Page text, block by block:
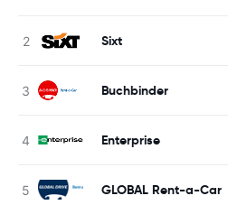
Sixt
Buchbinder
Enterprise
GLOBAL Rent-a-Car